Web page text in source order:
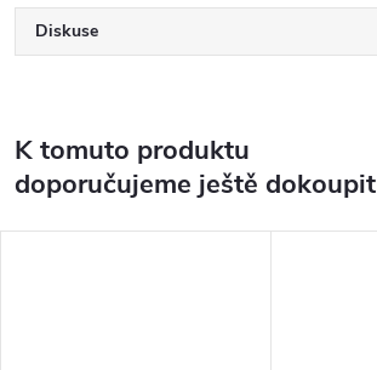
Diskuse
K tomuto produktu
doporučujeme ještě dokoupit